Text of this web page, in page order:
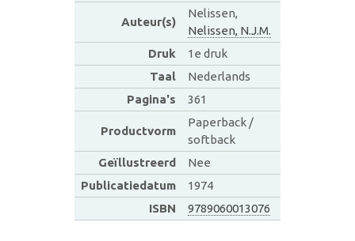
Auteur(s)
Nelissen,
Nelissen, N.J.M.
Druk
1e druk
Taal
Nederlands
Pagina's
361
Productvorm
Paperback /
softback
Geïllustreerd
Nee
Publicatiedatum
1974
ISBN
9789060013076